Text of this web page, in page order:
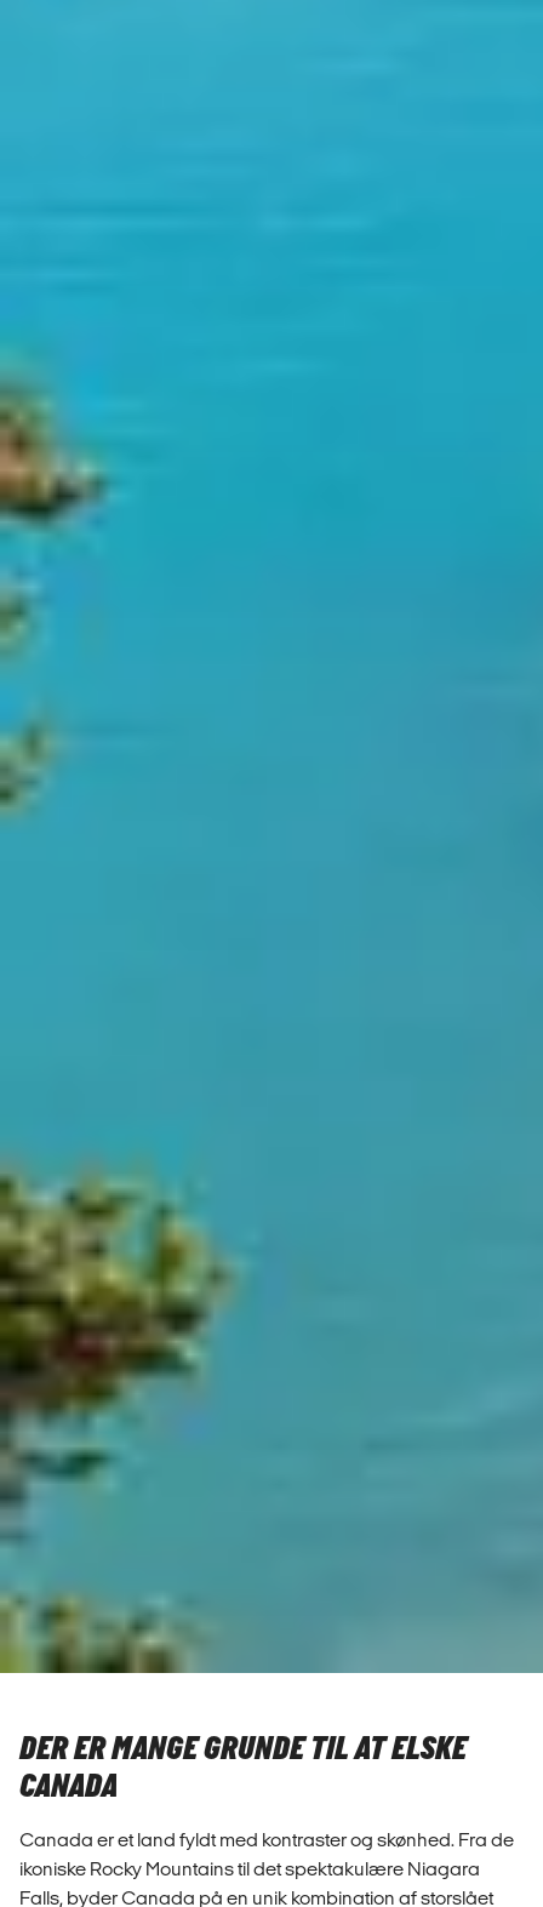
DER ER MANGE GRUNDE TIL AT ELSKE
CANADA
Canada er et land fyldt med kontraster og skønhed. Fra de
ikoniske Rocky Mountains til det spektakulære Niagara
Falls, byder Canada på en unik kombination af storslået